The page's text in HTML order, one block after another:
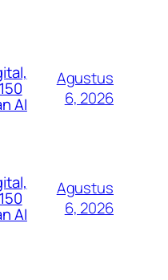
AI
Agustus
6, 2026
AI
Agustus
6, 2026